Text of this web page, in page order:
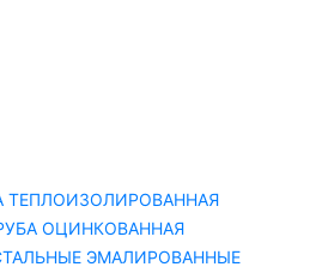
ТЕПЛОИЗОЛИРОВАННАЯ
ОЦИНКОВАННАЯ
ЭМАЛИРОВАННЫЕ